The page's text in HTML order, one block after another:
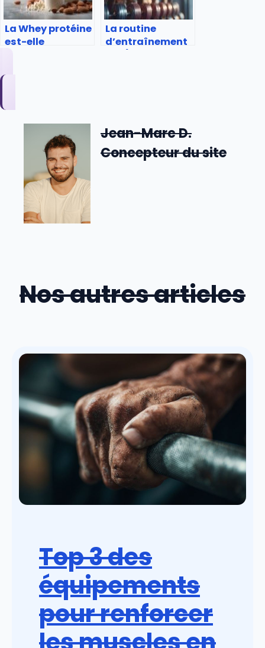
La Whey protéine
est-elle
La routine
d’entraînement
Jean-Marc D.
Concepteur du site
Nos autres articles
Top 3 des
équipements
pour renforcer